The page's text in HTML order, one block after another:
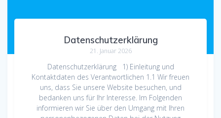
Datenschutzerklärung
21. Januar 2026
Datenschutzerklärung 1) Einleitung und
Kontaktdaten des Verantwortlichen 1.1 Wir freuen
uns, dass Sie unsere Website besuchen, und
bedanken uns für Ihr Interesse. Im Folgenden
informieren wir Sie über den Umgang mit Ihren